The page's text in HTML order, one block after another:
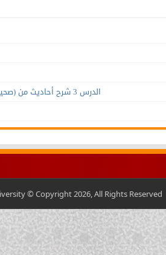
الدرس 3 شرح أحاديث من (صحيح مسلم): كتاب الإيمان 1
© Copyright 2026, All Rights Reserved